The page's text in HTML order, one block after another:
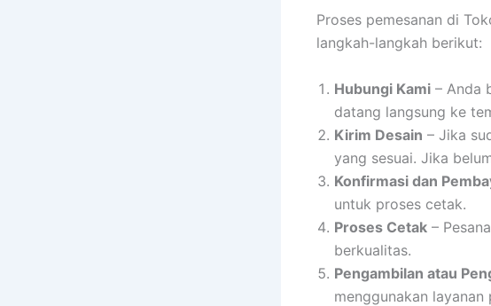
Proses pemesanan di
langkah-langkah berikut:
Hubungi Kami – Anda
datang langsung ke
Kirim Desain – Jika
yang sesuai. Jika
Konfirmasi dan
untuk proses cetak.
Proses Cetak –
berkualitas.
Pengambilan atau
menggunakan layanan